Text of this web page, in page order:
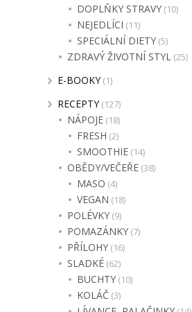
DOPLŇKY STRAVY (10)
NEJEDLÍCI (11)
SPECIÁLNÍ DIETY (5)
ZDRAVÝ ŽIVOTNÍ STYL (25)
E-BOOKY(1)
RECEPTY(127)
NÁPOJE (18)
FRESH (2)
SMOOTHIE (14)
OBĚDY/VEČEŘE (38)
MASO (4)
VEGAN (18)
POLÉVKY (9)
POMAZÁNKY (7)
PŘÍLOHY (16)
SLADKÉ (62)
BUCHTY (10)
KOLÁČ (3)